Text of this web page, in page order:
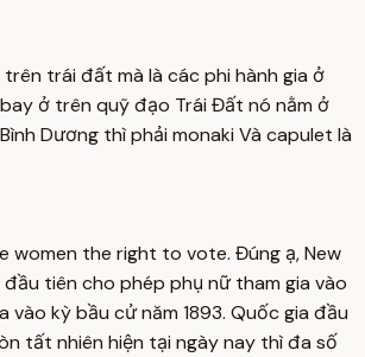
trái đất mà là các phi hành gia ở
ở trên quỹ đạo Trái Đất nó nằm ở
Dương thì phải monaki Và capulet là
women the right to vote. Đúng ạ, New
đầu tiên cho phép phụ nữ tham gia vào
vào kỳ bầu cử năm 1893. Quốc gia đầu
tất nhiên hiện tại ngày nay thì đa số